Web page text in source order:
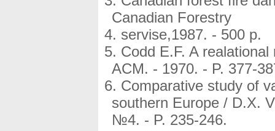
Canadian Forestry
servise,1987. - 500 p.
Codd E.F. A
ACM. - 1970. - P. 377-
Comparative study of
southern Europe / D.X.
№4. - P. 235-246.